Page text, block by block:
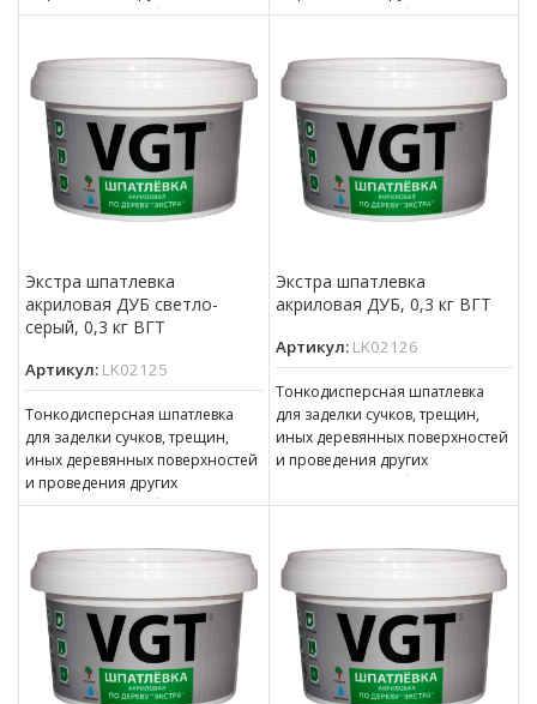
ответственных работ. может
финишной шпатлевки,
ответственных работ. может
финишной шпатлевки,
Экстра шпатлевка
акриловая ДУБ светло-
серый, 0,3 кг ВГТ
Артикул: LK02125
Тонкодисперсная шпатлевка
для заделки сучков, трещин,
иных деревянных поверхностей
и проведения других
ответственных работ. может
финишной шпатлевки,
Экстра шпатлевка
акриловая ДУБ, 0,3 кг ВГТ
Артикул: LK02126
Тонкодисперсная шпатлевка
для заделки сучков, трещин,
иных деревянных поверхностей
и проведения других
ответственных работ. может
применяться в качестве